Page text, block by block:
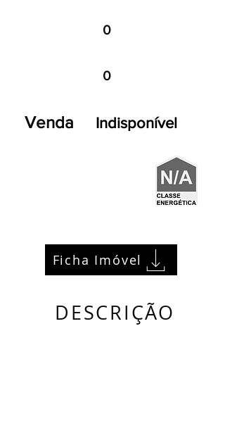
0
0
Venda Indisponível
Ficha Imóvel
DESCRIÇÃO